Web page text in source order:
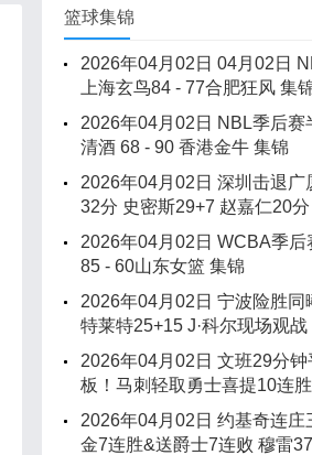
篮球集锦
2026年04月02日 04月02日
上海玄鸟84 - 77合肥狂风 集
2026年04月02日 NBL季后赛
清酒 68 - 90 香港金牛 集锦
2026年04月02日 深圳击退广
32分 史密斯29+7 赵嘉仁20分
2026年04月02日 WCBA季后
85 - 60山东女篮 集锦
2026年04月02日 宁波险胜同
特莱特25+15 J·科尔现场观战
2026年04月02日 文班29分
板！马刺轻取勇士喜提10连胜
2026年04月02日 约基奇连庄
金7连胜&送爵士7连败 穆雷